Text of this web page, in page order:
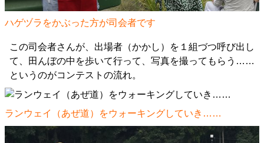
ハゲヅラをかぶった方が司会者です
この司会者さんが、出場者（かかし）を１組づつ呼び出し
て、田んぼの中を歩いて行って、写真を撮ってもらう……
というのがコンテストの流れ。
ランウェイ（あぜ道）をウォーキングしていき……